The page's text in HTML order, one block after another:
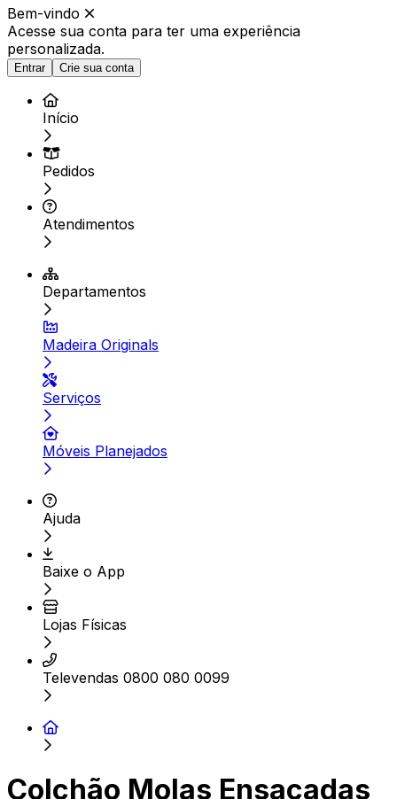
Bem-vindo
Acesse sua conta para ter uma experiência
personalizada.
Entrar Crie sua conta
Início
Pedidos
Atendimentos
Departamentos
Madeira Originals
Serviços
Móveis Planejados
Ajuda
Baixe o App
Lojas Físicas
Televendas 0800 080 0099
Colchão Molas Ensacadas